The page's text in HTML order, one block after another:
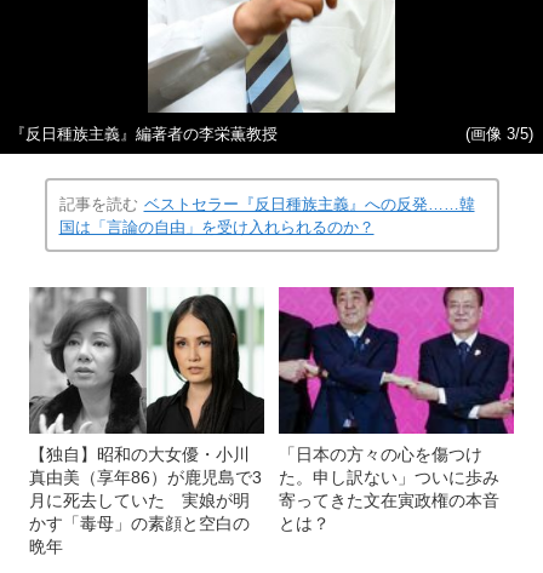
『反日種族主義』編著者の李栄薫教授 (画像 3/5)
記事を読む ベストセラー『反日種族主義』への反発……韓
国は「言論の自由」を受け入れられるのか？
【独自】昭和の大女優・小川
真由美（享年86）が鹿児島で3
月に死去していた 実娘が明
かす「毒母」の素顔と空白の
晩年
「日本の方々の心を傷つけ
た。申し訳ない」ついに歩み
寄ってきた文在寅政権の本音
とは？